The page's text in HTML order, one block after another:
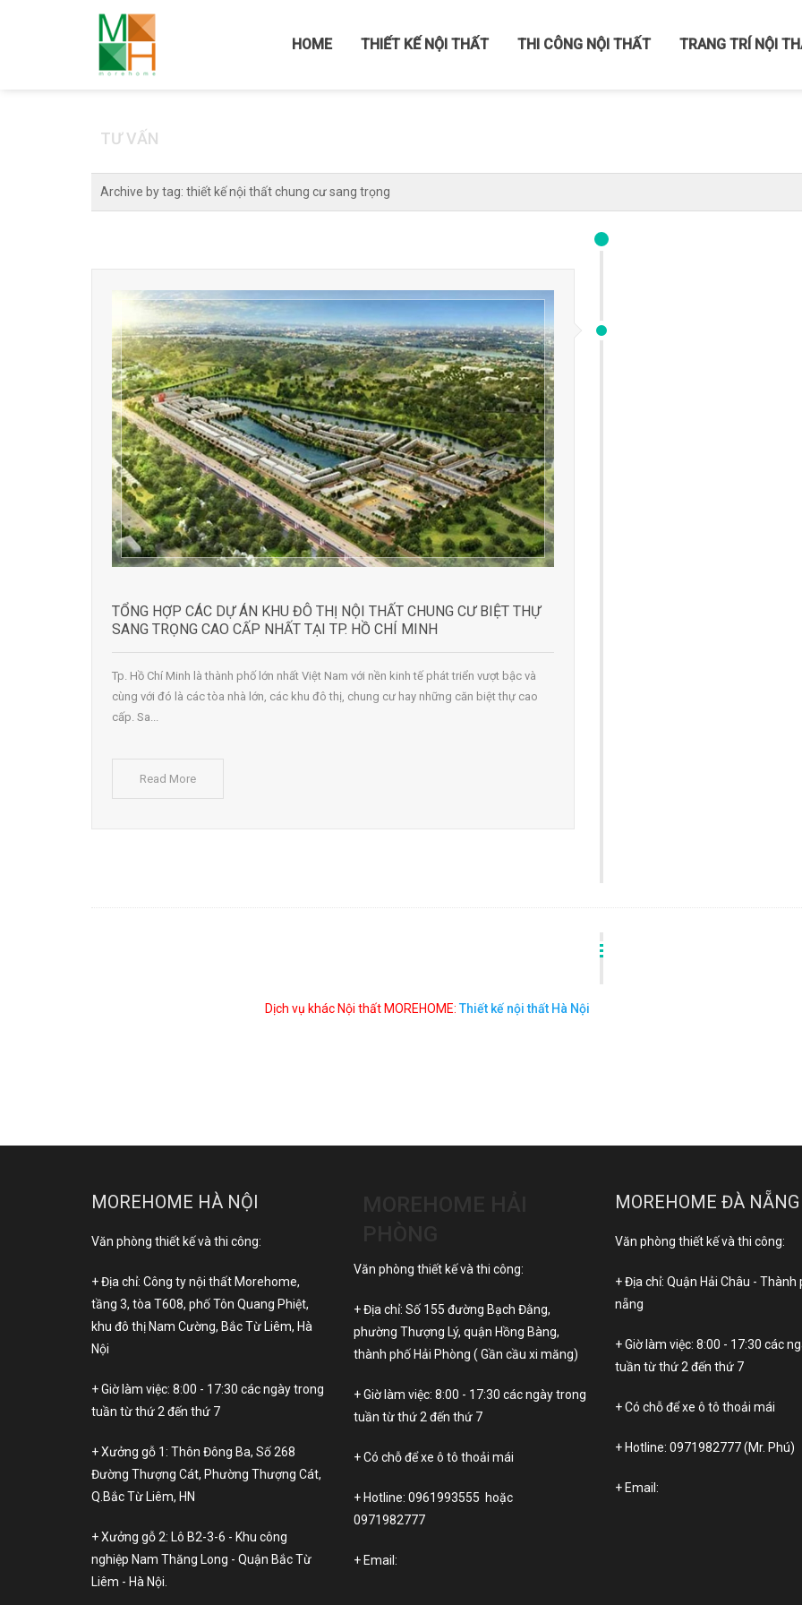
HOME THIẾT KẾ NỘI THẤT THI CÔNG NỘI THẤT TRANG TRÍ NỘI
Home
TƯ VẤN
Archive by tag: thiết kế nội thất chung cư sang trọng
TỔNG HỢP CÁC DỰ ÁN KHU ĐÔ THỊ NỘI THẤT CHUNG CƯ BIỆT THỰ
SANG TRỌNG CAO CẤP NHẤT TẠI TP. HỒ CHÍ MINH
Tp. Hồ Chí Minh là thành phố lớn nhất Việt Nam với nền kinh tế phát triển vượt bậc và
cùng với đó là các tòa nhà lớn, các khu đô thị, chung cư hay những căn biệt thự cao
cấp. Sa...
Read More
Dịch vụ khác Nội thất MOREHOME: Thiết kế nội thất Hà Nội
MOREHOME HÀ NỘI
Văn phòng thiết kế và thi công:
+ Địa chỉ: Công ty nội thất Morehome,
tầng 3, tòa T608, phố Tôn Quang Phiệt,
khu đô thị Nam Cường, Bắc Từ Liêm, Hà
Nội
+ Giờ làm việc: 8:00 - 17:30 các ngày trong
tuần từ thứ 2 đến thứ 7
+ Xưởng gỗ 1: Thôn Đông Ba, Số 268
Đường Thượng Cát, Phường Thượng Cát,
Q.Bắc Từ Liêm, HN
+ Xưởng gỗ 2: Lô B2-3-6 - Khu công
nghiệp Nam Thăng Long - Quận Bắc Từ
Liêm - Hà Nội.
Văn phòng thiết kế và thi công:
+ Địa chỉ: Số 155 đường Bạch Đằng,
phường Thượng Lý, quận Hồng Bàng,
thành phố Hải Phòng ( Gần cầu xi măng)
+ Giờ làm việc: 8:00 - 17:30 các ngày trong
tuần từ thứ 2 đến thứ 7
+ Có chỗ để xe ô tô thoải mái
+ Hotline: 0961993555 hoặc
0971982777
+ Email:
MOREHOME ĐÀ NẴNG
Văn phòng thiết kế và thi công:
+ Địa chỉ: Quận Hải Châu - Thành
nẵng
+ Giờ làm việc: 8:00 - 17:30 các
tuần từ thứ 2 đến thứ 7
+ Có chỗ để xe ô tô thoải mái
+ Hotline: 0971982777(Mr. Phú)
+ Email: